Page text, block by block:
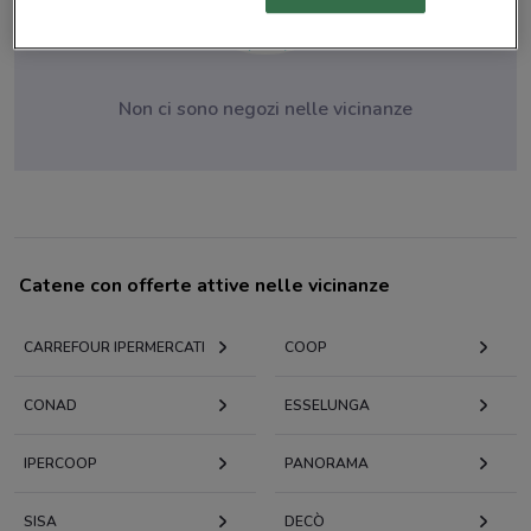
Non ci sono negozi nelle vicinanze
Catene con offerte attive nelle vicinanze
CARREFOUR IPERMERCATI COOP
CONAD ESSELUNGA
IPERCOOP PANORAMA
SISA DECÒ